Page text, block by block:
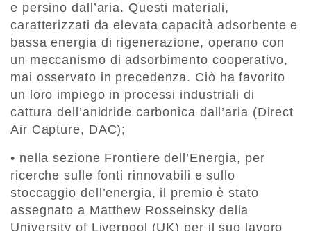
e persino dall’aria. Questi materiali,
caratterizzati da elevata capacità adsorbente e
bassa energia di rigenerazione, operano con
un meccanismo di adsorbimento cooperativo,
mai osservato in precedenza. Ciò ha favorito
un loro impiego in processi industriali di
cattura dell’anidride carbonica dall’aria (Direct
Air Capture, DAC);
• nella sezione Frontiere dell’Energia, per
ricerche sulle fonti rinnovabili e sullo
stoccaggio dell’energia, il premio è stato
assegnato a Matthew Rosseinsky della
University of Liverpool (UK) per il suo lavoro